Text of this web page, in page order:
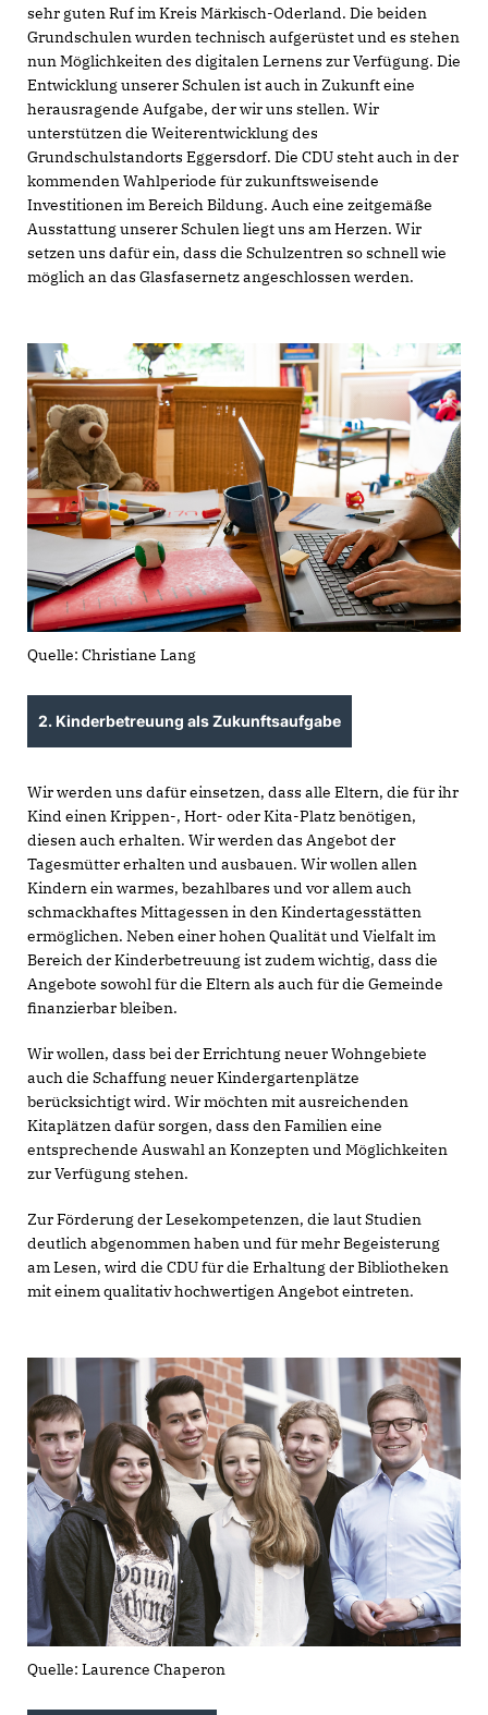
sehr guten Ruf im Kreis Märkisch-Oderland. Die beiden
Grundschulen wurden technisch aufgerüstet und es stehen
nun Möglichkeiten des digitalen Lernens zur Verfügung. Die
Entwicklung unserer Schulen ist auch in Zukunft eine
herausragende Aufgabe, der wir uns stellen. Wir
unterstützen die Weiterentwicklung des
Grundschulstandorts Eggersdorf. Die CDU steht auch in der
kommenden Wahlperiode für zukunftsweisende
Investitionen im Bereich Bildung. Auch eine zeitgemäße
Ausstattung unserer Schulen liegt uns am Herzen. Wir
setzen uns dafür ein, dass die Schulzentren so schnell wie
möglich an das Glasfasernetz angeschlossen werden.
Quelle: Christiane Lang
2. Kinderbetreuung als Zukunftsaufgabe
Wir werden uns dafür einsetzen, dass alle Eltern, die für ihr
Kind einen Krippen-, Hort- oder Kita-Platz benötigen,
diesen auch erhalten. Wir werden das Angebot der
Tagesmütter erhalten und ausbauen. Wir wollen allen
Kindern ein warmes, bezahlbares und vor allem auch
schmackhaftes Mittagessen in den Kindertagesstätten
ermöglichen. Neben einer hohen Qualität und Vielfalt im
Bereich der Kinderbetreuung ist zudem wichtig, dass die
Angebote sowohl für die Eltern als auch für die Gemeinde
finanzierbar bleiben.
Wir wollen, dass bei der Errichtung neuer Wohngebiete
auch die Schaffung neuer Kindergartenplätze
berücksichtigt wird. Wir möchten mit ausreichenden
Kitaplätzen dafür sorgen, dass den Familien eine
entsprechende Auswahl an Konzepten und Möglichkeiten
zur Verfügung stehen.
Zur Förderung der Lesekompetenzen, die laut Studien
deutlich abgenommen haben und für mehr Begeisterung
am Lesen, wird die CDU für die Erhaltung der Bibliotheken
mit einem qualitativ hochwertigen Angebot eintreten.
Quelle: Laurence Chaperon